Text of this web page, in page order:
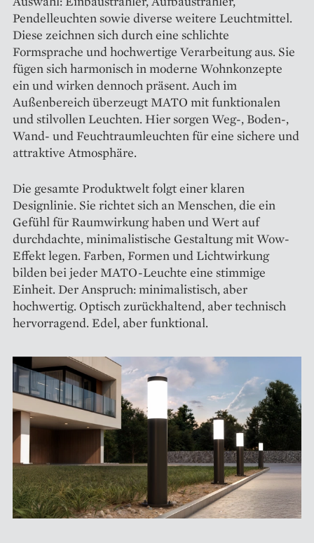
Pendelleuchten sowie diverse weitere Leuchtmittel.
Diese zeichnen sich durch eine schlichte
Formsprache und hochwertige Verarbeitung aus. Sie
fügen sich harmonisch in moderne Wohnkonzepte
ein und wirken dennoch präsent. Auch im
Außenbereich überzeugt MATO mit funktionalen
und stilvollen Leuchten. Hier sorgen Weg-, Boden-,
Wand- und Feuchtraumleuchten für eine sichere und
attraktive Atmosphäre.
Die gesamte Produktwelt folgt einer klaren
Designlinie. Sie richtet sich an Menschen, die ein
Gefühl für Raumwirkung haben und Wert auf
durchdachte, minimalistische Gestaltung mit Wow-
Effekt legen. Farben, Formen und Lichtwirkung
bilden bei jeder MATO-Leuchte eine stimmige
Einheit. Der Anspruch: minimalistisch, aber
hochwertig. Optisch zurückhaltend, aber technisch
hervorragend. Edel, aber funktional.